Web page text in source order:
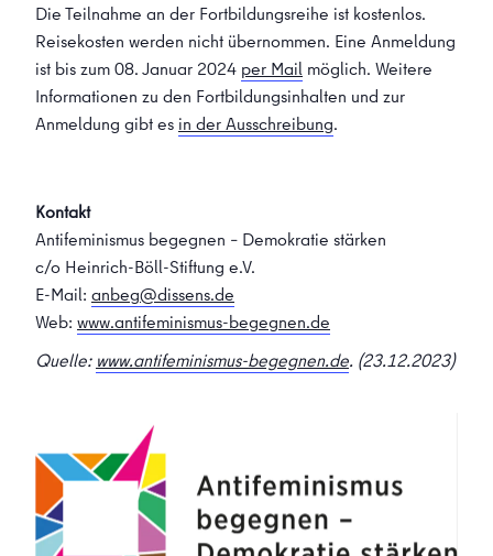
Die Teilnahme an der Fortbildungsreihe ist kostenlos.
Reisekosten werden nicht übernommen. Eine Anmeldung
ist bis zum 08. Januar 2024 per Mail möglich. Weitere
Informationen zu den Fortbildungsinhalten und zur
Anmeldung gibt es in der Ausschreibung.
Kontakt
Antifeminismus begegnen – Demokratie stärken
c/o Heinrich-Böll-Stiftung e.V.
E-Mail: anbeg@dissens.de
Web: www.antifeminismus-begegnen.de
Quelle: www.antifeminismus-begegnen.de. (23.12.2023)